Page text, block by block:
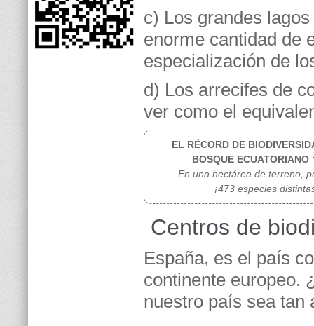
c) Los grandes
enorme cantidad de
especialización de
d) Los arrecifes de
ver como el
EL RÉCORD DE
BOSQUE ECUATORIANO
En una hectárea de terreno,
¡473 especies
Centros de
España, es el país
continente europeo.
nuestro país sea tan